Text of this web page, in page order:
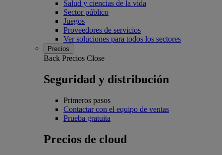
Salud y ciencias de la vida
Sector público
Juegos
Proveedores de servicios
Ver soluciones para todos los sectores
Precios
Back Precios Close
Seguridad y distribución
Primeros pasos
Contactar con el equipo de ventas
Prueba gratuita
Precios de cloud